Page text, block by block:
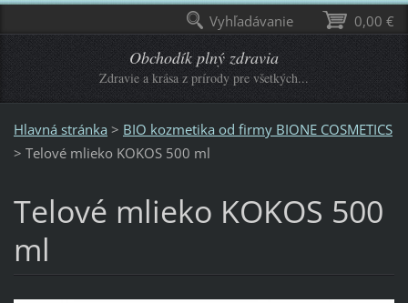
Obchodík plný zdravia
Zdravie a krása z prírody pre všetkých...
Hlavná stránka > BIO kozmetika od firmy BIONE COSMETICS
> Telové mlieko KOKOS 500 ml
Telové mlieko KOKOS 500
ml
0,00 €
Vyhľadávanie